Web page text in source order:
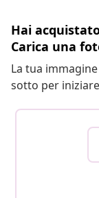
Hai
Carica una
La tua
sotto per